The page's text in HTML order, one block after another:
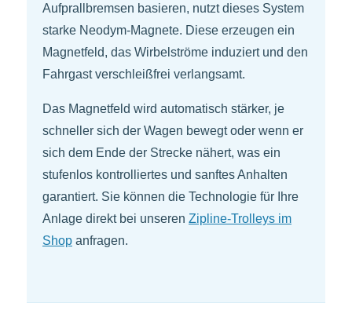
Aufprallbremsen basieren, nutzt dieses System
starke Neodym-Magnete. Diese erzeugen ein
Magnetfeld, das Wirbelströme induziert und den
Fahrgast verschleißfrei verlangsamt.
Das Magnetfeld wird automatisch stärker, je
schneller sich der Wagen bewegt oder wenn er
sich dem Ende der Strecke nähert, was ein
stufenlos kontrolliertes und sanftes Anhalten
garantiert. Sie können die Technologie für Ihre
Anlage direkt bei unseren Zipline-Trolleys im
Shop anfragen.